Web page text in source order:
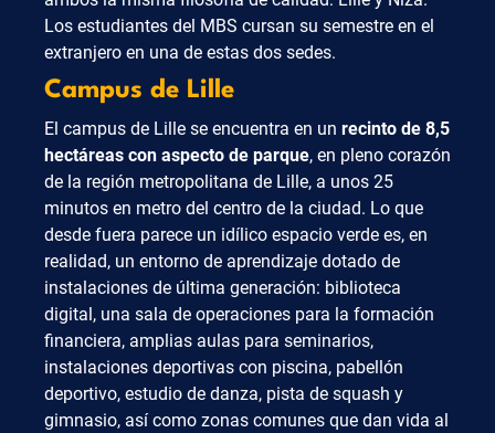
Los estudiantes del MBS cursan su semestre en el
extranjero en una de estas dos sedes.
Campus de Lille
El campus de Lille se encuentra en un recinto de 8,5
hectáreas con aspecto de parque, en pleno corazón
de la región metropolitana de Lille, a unos 25
minutos en metro del centro de la ciudad. Lo que
desde fuera parece un idílico espacio verde es, en
realidad, un entorno de aprendizaje dotado de
instalaciones de última generación: biblioteca
digital, una sala de operaciones para la formación
financiera, amplias aulas para seminarios,
instalaciones deportivas con piscina, pabellón
deportivo, estudio de danza, pista de squash y
gimnasio, así como zonas comunes que dan vida al